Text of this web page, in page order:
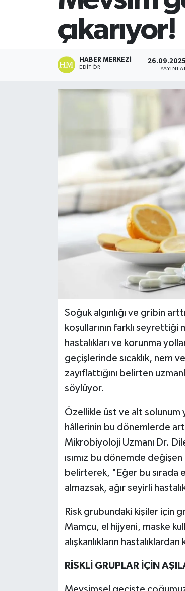
çıkarıyor!
HABER MERKEZI
EDITÖR
Soğuk algınlığı ve gribin
koşullarının farklı
hastalıkları ve korunma
geçişlerinde sıcaklık, nem ve
zayıflattığını belirten
söylüyor.
Özellikle üst ve alt solunum
hâllerinin bu dönemlerde
Mikrobiyoloji Uzmanı Dr.
ısımız bu dönemde
belirterek, "Eğer bu sırada
almazsak, ağır seyirli
Risk grubundaki kişiler için
Mamçu, el hijyeni, maske
alışkanlıkların
RİSKLİ GRUPLAR İÇİN
Teknoloji
TRABZON